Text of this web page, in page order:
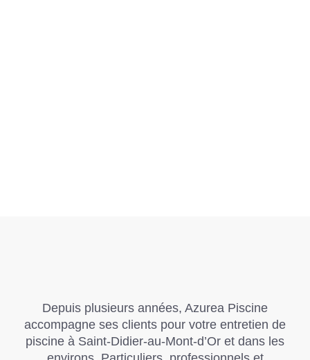
Depuis plusieurs années, Azurea Piscine
accompagne ses clients pour votre entretien de
piscine à Saint-Didier-au-Mont-d’Or et dans les